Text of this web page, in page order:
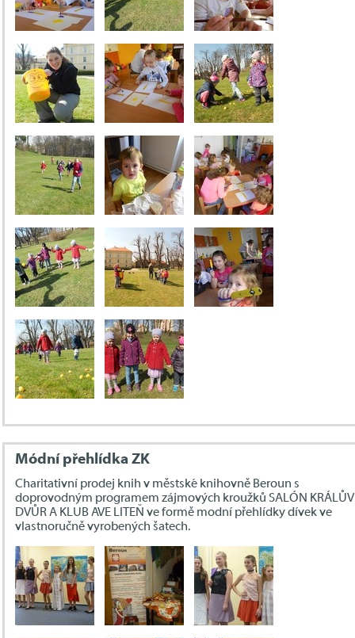
Módní přehlídka ZK
Charitativní prodej knih v městské knihovně Beroun s
doprovodným programem zájmových kroužků SALÓN KRÁLŮV
DVŮR A KLUB AVE LITEŇ ve formě modní přehlídky dívek ve
vlastnoručně vyrobených šatech.